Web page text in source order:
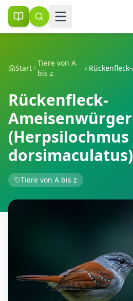
Start
Tiere von A
bis z
Rückenfleck-
Ameisenwürger
(Herpsilochmus
dorsimaculatus)
Tiere von A bis z